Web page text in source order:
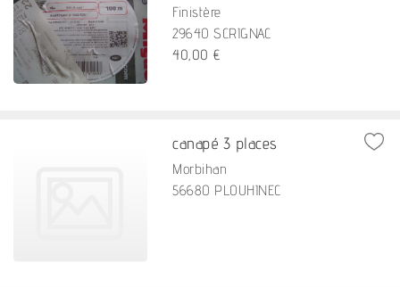
Finistère
29640 SCRIGNAC
40,00 €
canapé 3 places
Morbihan
56680 PLOUHINEC